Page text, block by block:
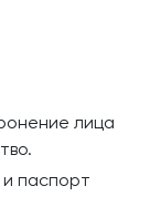
лица
паспорт